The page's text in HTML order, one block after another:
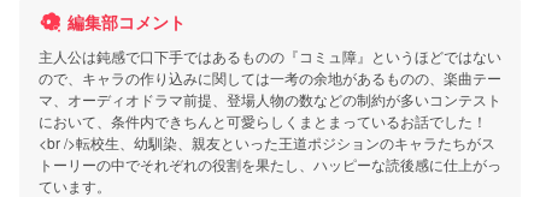
編集部コメント
主人公は鈍感で口下手ではあるものの『コミュ障』というほどではない
ので、キャラの作り込みに関しては一考の余地があるものの、楽曲テー
マ、オーディオドラマ前提、登場人物の数などの制約が多いコンテスト
において、条件内できちんと可愛らしくまとまっているお話でした！
<br />転校生、幼馴染、親友といった王道ポジションのキャラたちがス
トーリーの中でそれぞれの役割を果たし、ハッピーな読後感に仕上がっ
ています。